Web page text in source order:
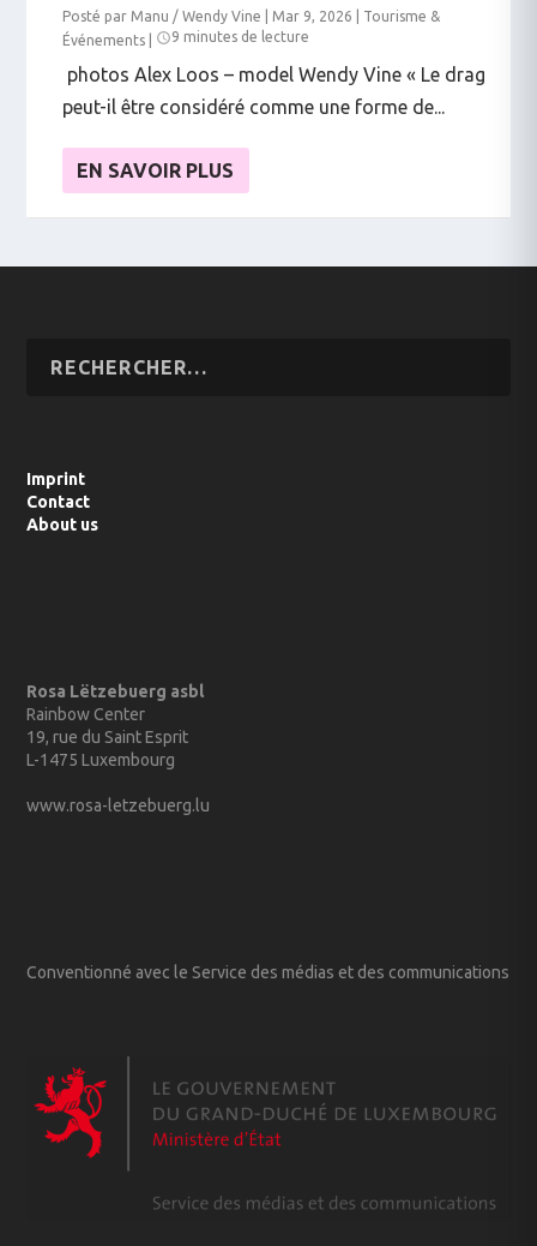
Posté par Manu / Wendy Vine Mar 9, 2026
Tourisme &
Événements
9 minutes de lecture
photos Alex Loos – model Wendy Vine « Le drag
peut-il être considéré comme une forme de...
EN SAVOIR PLUS
Imprint
Contact
About us
Rosa Lëtzebuerg asbl
Rainbow Center
19, rue du Saint Esprit
L-1475 Luxembourg
www.rosa-letzebuerg.lu
Conventionné avec le Service des médias et des communications